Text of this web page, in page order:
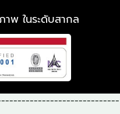
พ ในระดับสากล